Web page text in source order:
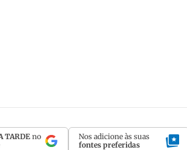
TARDEno
Nos adicione às suas
fontes preferidas